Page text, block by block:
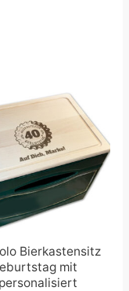
Bierkastensitz
mit